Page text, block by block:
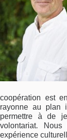
coopération est
rayonne au plan
permettre à de
volontariat.
expérience